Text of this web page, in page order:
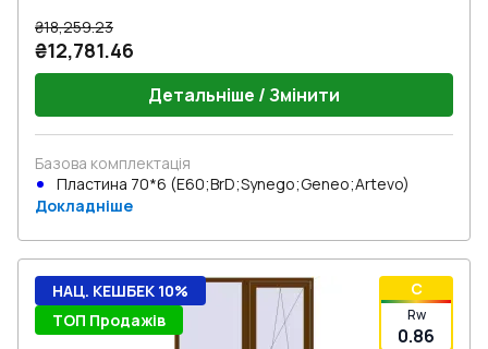
₴18,259.23
₴12,781.46
Детальніше / Змінити
Базова комплектація
Пластина 70*6 (E60;BrD;Synego;Geneo;Artevo)
Докладніше
C
Rw
0.86
НАЦ. КЕШБЕК 10%
ТОП Продажів